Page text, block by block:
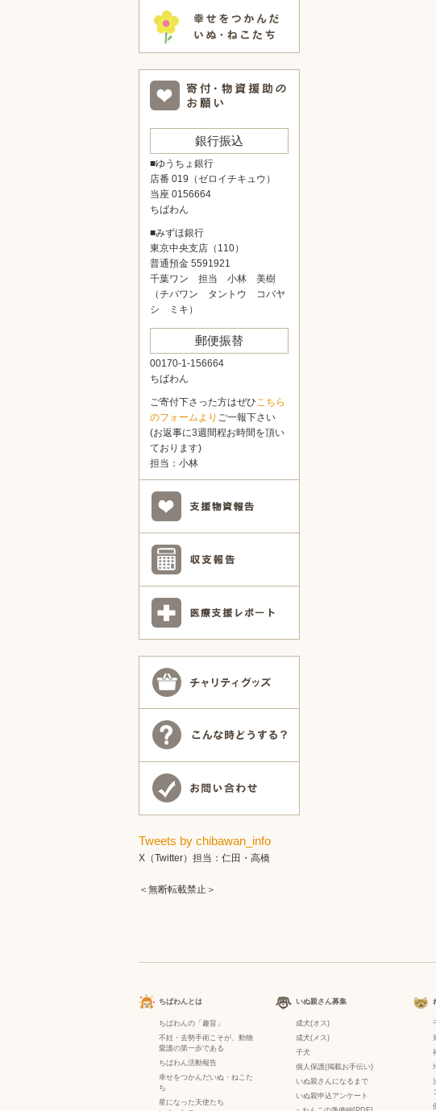
銀行振込
■ゆうちょ銀行
店番 019（ゼロイチキュウ）
当座 0156664
ちばわん
■みずほ銀行
東京中央支店（110）
普通預金 5591921
千葉ワン 担当 小林 美樹
（チバワン タントウ コバヤ
シ ミキ）
郵便振替
00170-1-156664
ちばわん
ご寄付下さった方はぜひこちら
のフォームより ご一報下さい
(お返事に3週間程お時間を頂い
ております)
担当：小林
Tweets by chibawan_info
X（Twitter）担当：仁田・高橋
＜無断転載禁止＞
ちばわんとは
ちばわんの「趣旨」
不妊・去勢手術こそが、動物
愛護の第一歩である
ちばわん活動報告
幸せをつかんだいぬ・ねこた
ち
星になった天使たち
いぬ親さん募集
成犬(オス)
成犬(メス)
子犬
個人保護(掲載お手伝い)
いぬ親さんになるまで
いぬ親申込アンケート